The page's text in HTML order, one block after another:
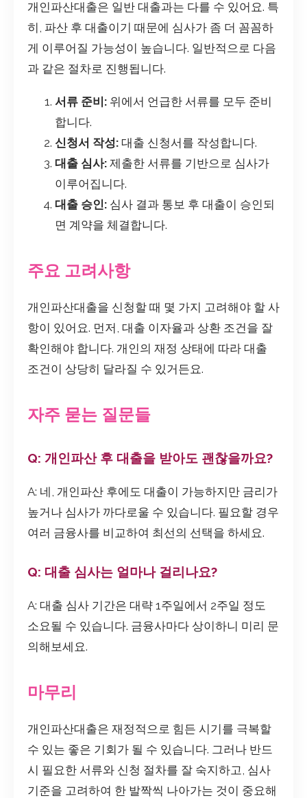
개인파산대출은 일반 대출과는 다를 수 있어요. 특
히, 파산 후 대출이기 때문에 심사가 좀 더 꼼꼼하
게 이루어질 가능성이 높습니다. 일반적으로 다음
과 같은 절차로 진행됩니다.
서류 준비: 위에서 언급한 서류를 모두 준비
합니다.
신청서 작성: 대출 신청서를 작성합니다.
대출 심사: 제출한 서류를 기반으로 심사가
이루어집니다.
대출 승인: 심사 결과 통보 후 대출이 승인되
면 계약을 체결합니다.
주요 고려사항
개인파산대출을 신청할 때 몇 가지 고려해야 할 사
항이 있어요. 먼저, 대출 이자율과 상환 조건을 잘
확인해야 합니다. 개인의 재정 상태에 따라 대출
조건이 상당히 달라질 수 있거든요.
자주 묻는 질문들
Q: 개인파산 후 대출을 받아도 괜찮을까요?
A: 네, 개인파산 후에도 대출이 가능하지만 금리가
높거나 심사가 까다로울 수 있습니다. 필요할 경우
여러 금융사를 비교하여 최선의 선택을 하세요.
Q: 대출 심사는 얼마나 걸리나요?
A: 대출 심사 기간은 대략 1주일에서 2주일 정도
소요될 수 있습니다. 금융사마다 상이하니 미리 문
의해보세요.
마무리
개인파산대출은 재정적으로 힘든 시기를 극복할
수 있는 좋은 기회가 될 수 있습니다. 그러나 반드
시 필요한 서류와 신청 절차를 잘 숙지하고, 심사
기준을 고려하여 한 발짝씩 나아가는 것이 중요해